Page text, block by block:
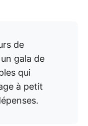
de
gala de
qui
à petit